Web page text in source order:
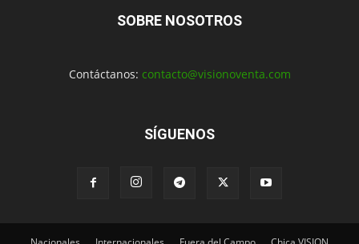
SOBRE NOSOTROS
Contáctanos: contacto@visionoventa.com
SÍGUENOS